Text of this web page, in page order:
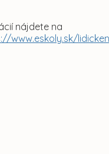
nájdete na
www.eskoly.sk/